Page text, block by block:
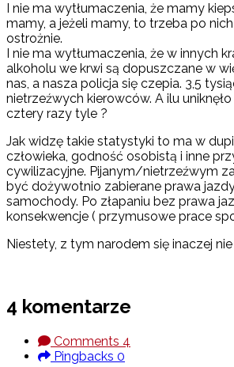
I nie ma wytłumaczenia, że mamy
mamy, a jeżeli mamy, to trzeba po
ostrożnie.
I nie ma wytłumaczenia, że w innych
alkoholu we krwi są dopuszczane w
nas, a nasza policja się czepia. 3,5
nietrzeźwych kierowców. A ilu
cztery razy tyle ?
Jak widzę takie statystyki to ma w
człowieka, godność osobistą i inne
cywilizacyjne. Pijanym/nietrzeźwym
być dożywotnio zabierane prawa
samochody. Po złapaniu bez prawa
konsekwencje ( przymusowe prace
Niestety, z tym narodem się inaczej nie
4 komentarze
Comments 4
Pingbacks 0